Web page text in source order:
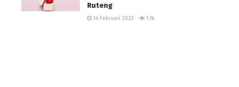
Ruteng
14 Februari 2022 1.1k